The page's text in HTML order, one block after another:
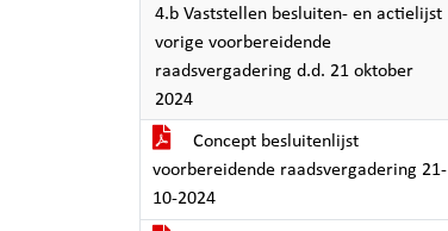
4.b Vaststellen besluiten- en actielijst
vorige voorbereidende
raadsvergadering d.d. 21 oktober
2024
Concept besluitenlijst
voorbereidende raadsvergadering 21-
10-2024